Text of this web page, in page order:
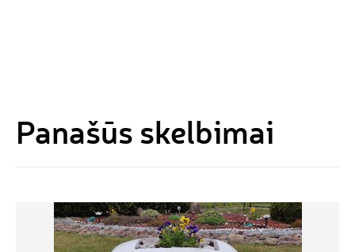
Panašūs skelbimai